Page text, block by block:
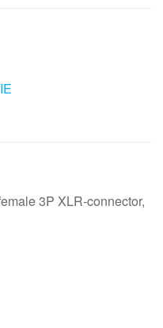
3P XLR-connector,